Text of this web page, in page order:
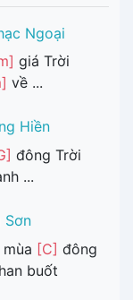
Ngoại
giá Trời
về ...
Hiền
đông Trời
...
Sơn
[C] đông
buốt